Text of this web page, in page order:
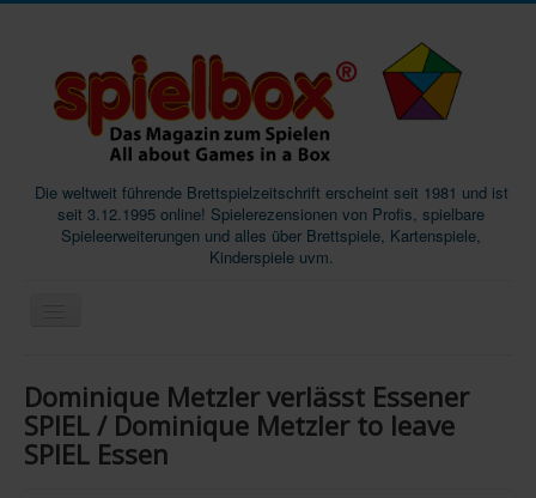
Die weltweit führende Brettspielzeitschrift erscheint seit 1981 und ist
seit 3.12.1995 online! Spielerezensionen von Profis, spielbare
Spieleerweiterungen und alles über Brettspiele, Kartenspiele,
Kinderspiele uvm.
Magazine
Abos/Subscriptions
Dominique Metzler verlässt Essener
SPIEL / Dominique Metzler to leave
SPIEL Essen